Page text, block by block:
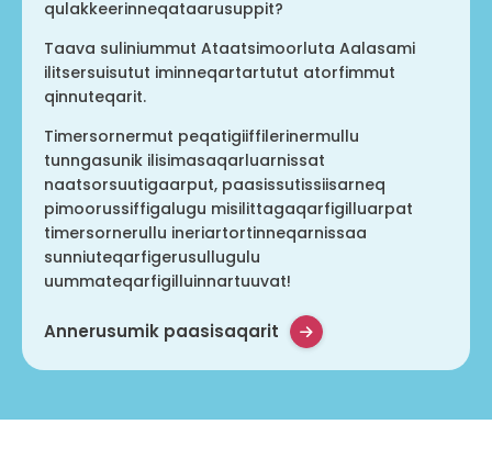
qulakkeerinneqataarusuppit?
Taava suliniummut Ataatsimoorluta Aalasami
ilitsersuisutut iminneqartartutut atorfimmut
qinnuteqarit.
Timersornermut peqatigiiffilerinermullu
tunngasunik ilisimasaqarluarnissat
naatsorsuutigaarput, paasissutissiisarneq
pimoorussiffigalugu misilittagaqarfigilluarpat
timersornerullu ineriartortinneqarnissaa
sunniuteqarfigerusullugulu
uummateqarfigilluinnartuuvat!
Annerusumik paasisaqarit